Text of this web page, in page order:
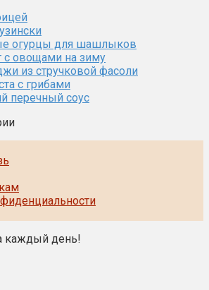
огурцы для шашлыков
с овощами на зиму
из стручковой фасоли
с грибами
перечный соус
каждый день!